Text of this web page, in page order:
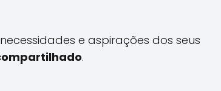
e aspirações dos seus
.